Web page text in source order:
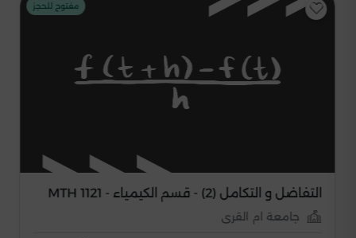
مفتوح للحجز
التفاضل و التكامل (2) - قسم الكيمياء - MTH 1121
جامعة ام القرى